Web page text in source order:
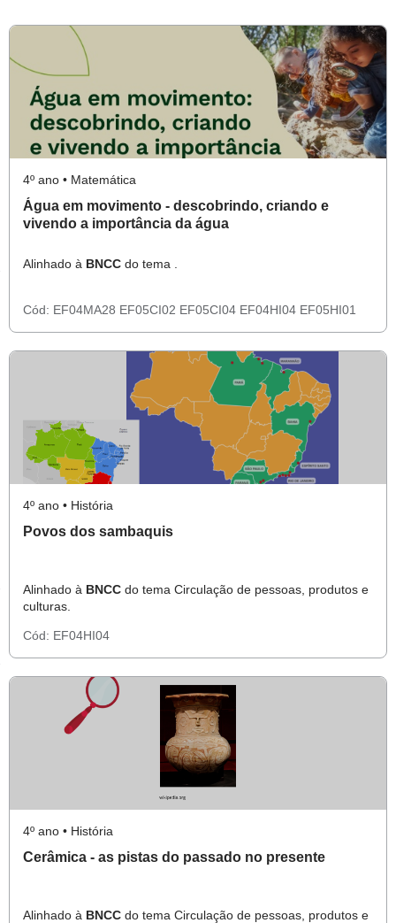
4º ano • Matemática
Água em movimento - descobrindo, criando e
vivendo a importância da água
Alinhado à BNCC do tema .
Cód: EF04MA28 EF05CI02 EF05CI04 EF04HI04 EF05HI01
4º ano • História
Povos dos sambaquis
Alinhado à BNCC do tema Circulação de pessoas, produtos e
culturas.
Cód: EF04HI04
4º ano • História
Cerâmica - as pistas do passado no presente
Alinhado à BNCC do tema Circulação de pessoas, produtos e